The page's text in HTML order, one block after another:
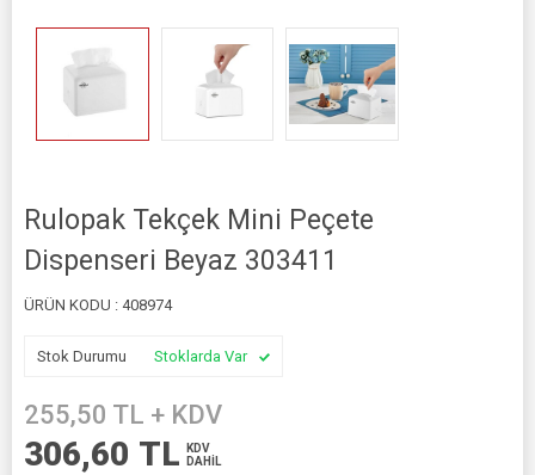
Rulopak Tekçek Mini Peçete
Dispenseri Beyaz 303411
ÜRÜN KODU : 408974
Stok Durumu Stoklarda Var
255,50 TL + KDV
306,60 TL
KDV
DAHİL